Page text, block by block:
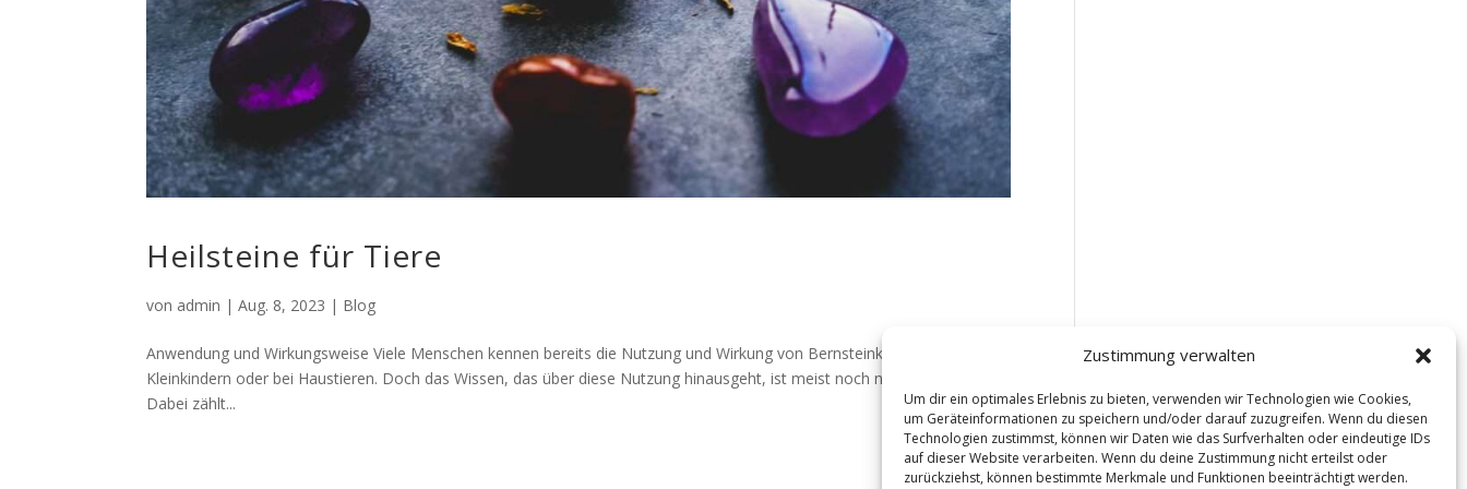
Zustimmung verwalten
Um dir ein optimales Erlebnis zu bieten, verwenden wir Technologien wie Cookies,
um Geräteinformationen zu speichern und/oder darauf zuzugreifen. Wenn du diesen
Technologien zustimmst, können wir Daten wie das Surfverhalten oder eindeutige IDs
auf dieser Website verarbeiten. Wenn du deine Zustimmung nicht erteilst oder
zurückziehst, können bestimmte Merkmale und Funktionen beeinträchtigt werden.
Heil­stei­ne für Tiere
von admin |Aug. 8, 2023 | Blog
Anwen­dung und Wirkungsweise Vie­le Men­schen ken­nen bereits die Nut­zung und Wir­kung von Bern­stein­ket­ten. Sei es bei
Klein­kin­dern oder bei Haus­tie­ren. Doch das Wis­sen, das über die­se Nut­zung hin­aus­geht, ist meist noch nicht vor­han­den.
Dabei zählt...